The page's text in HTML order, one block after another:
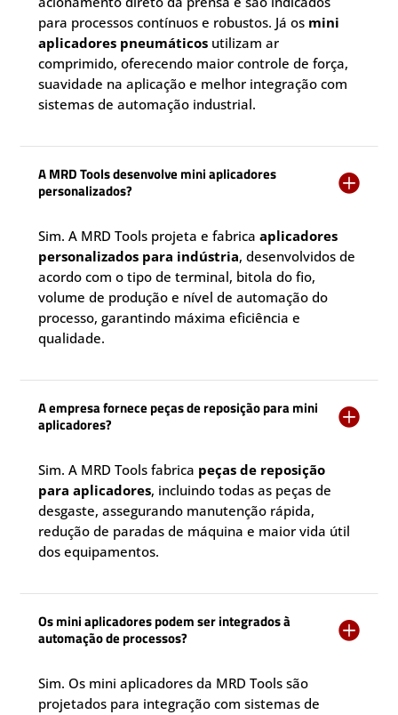
para processos contínuos e robustos. Já os mini
aplicadores pneumáticos utilizam ar
comprimido, oferecendo maior controle de força,
suavidade na aplicação e melhor integração com
sistemas de automação industrial.
A MRD Tools desenvolve mini aplicadores
personalizados?

Sim. A MRD Tools projeta e fabricaaplicadores
personalizados para indústria, desenvolvidos de
acordo com o tipo de terminal, bitola do fio,
volume de produção e nível de automação do
processo, garantindo máxima eficiência e
qualidade.
A empresa fornece peças de reposição para mini
aplicadores?

Sim. A MRD Tools fabrica peças de reposição
para aplicadores, incluindo todas as peças de
desgaste, assegurando manutenção rápida,
redução de paradas de máquina e maior vida útil
dos equipamentos.
Os mini aplicadores podem ser integrados à
automação de processos?

Sim. Os mini aplicadores da MRD Tools são
projetados para integração com sistemas de